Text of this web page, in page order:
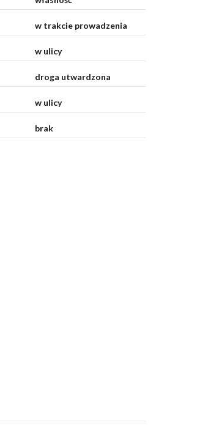
w trakcie prowadzenia
w ulicy
droga utwardzona
w ulicy
brak